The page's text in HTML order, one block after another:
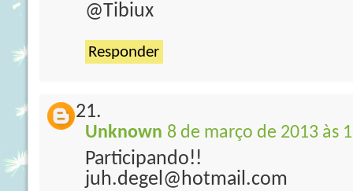
@Tibiux
Responder
Unknown 8 de março de 2013 às
Participando!!
juh.degel@hotmail.com